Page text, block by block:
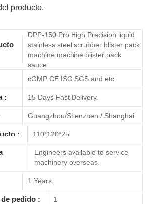
producto.
DPP-150 Pro High Precision liquid
stainless steel scrubber blister pack
machine machine blister pack
sauce
cGMP CE ISO SGS and etc.
: 15 Days Fast Delivery.
Guangzhou/Shenzhen / Shanghai
: 110*120*25
Engineers available to service
machinery overseas.
1 Years
pedido : 1